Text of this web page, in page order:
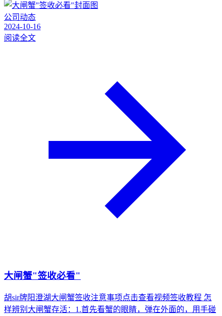
公司动态
2024-10-16
阅读全文
大闸蟹"签收必看"
胡sir牌阳澄湖大闸蟹签收注意事项点击查看视频签收教程 怎
样辨别大闸蟹存活：1.首先看蟹的眼睛，弹在外面的，用手碰